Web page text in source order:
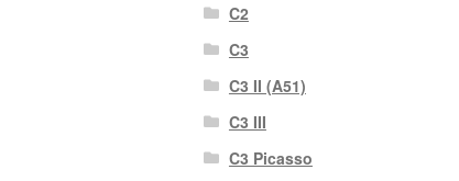
C2
C3
C3 II (A51)
C3 III
C3 Picasso